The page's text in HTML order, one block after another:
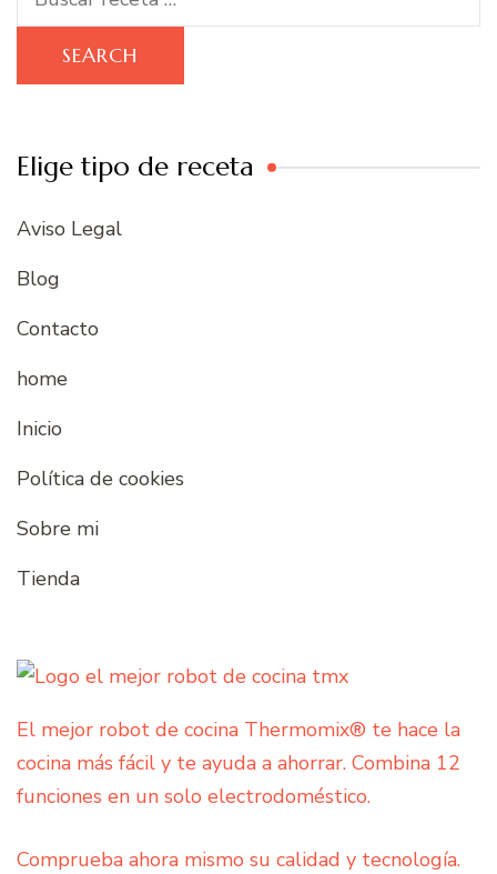
for:
Elige tipo de receta
Aviso Legal
Blog
Contacto
home
Inicio
Política de cookies
Sobre mi
Tienda
El mejor robot de cocina Thermomix® te hace la
cocina más fácil y te ayuda a ahorrar. Combina 12
funciones en un solo electrodoméstico.
Comprueba ahora mismo su calidad y tecnología.